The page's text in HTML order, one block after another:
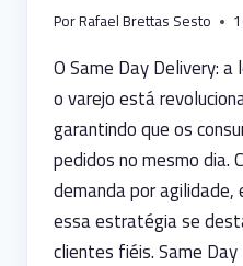
PorRafael Brettas Sesto
O Same Day Delivery:
o varejo está
garantindo que os
pedidos no mesmo dia.
demanda por
essa estratégia se
clientes fiéis. Same